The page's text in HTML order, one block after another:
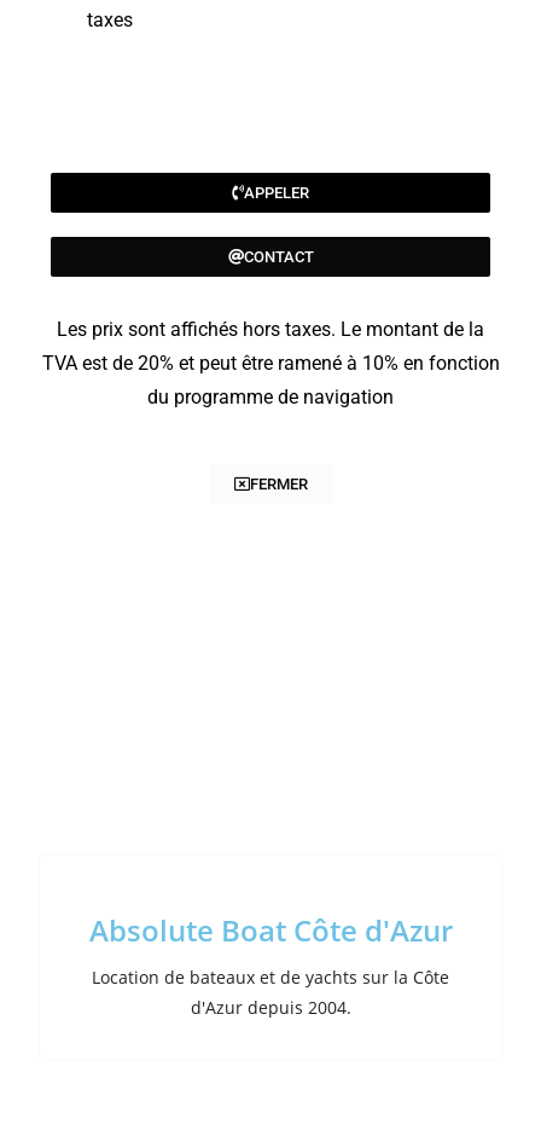
taxes
APPELER
CONTACT
Les prix sont affichés hors taxes. Le montant de la
TVA est de 20% et peut être ramené à 10% en fonction
du programme de navigation
FERMER
Absolute Boat Côte d'Azur
Location de bateaux et de yachts sur la Côte
d'Azur depuis 2004.